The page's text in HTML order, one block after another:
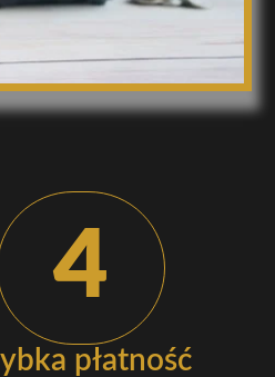
4
płatność